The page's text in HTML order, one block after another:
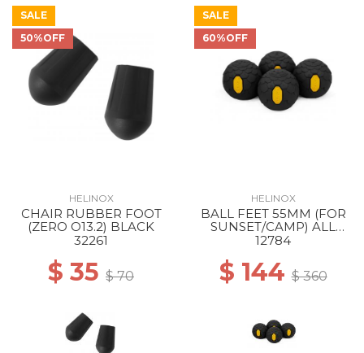
SALE
50%OFF
HELINOX
CHAIR RUBBER FOOT
(ZERO O13.2) BLACK
32261
$ 35 $ 70
SALE
60%OFF
HELINOX
BALL FEET 55MM (FOR
SUNSET/CAMP) ALL
BLACK
12784
$ 144$ 360